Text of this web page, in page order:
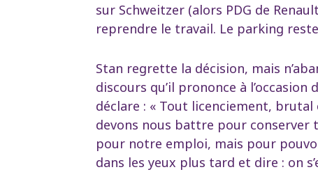
sur Schweitzer (alors PDG de
reprendre le travail. Le parking
Stan regrette la décision, mais
discours qu’il prononce à
déclare : « Tout licenciement,
devons nous battre pour conserver
pour notre emploi, mais pour
dans les yeux plus tard et dire : on